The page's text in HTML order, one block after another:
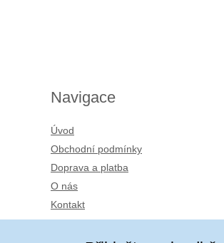
Navigace
Úvod
Obchodní podmínky
Doprava a platba
O nás
Kontakt